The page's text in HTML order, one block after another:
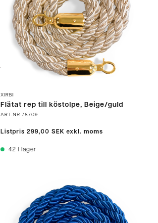
XIRBI
Flätat rep till köstolpe, Beige/guld
ART.NR 78709
Listpris 299,00 SEK exkl. moms
42 I lager